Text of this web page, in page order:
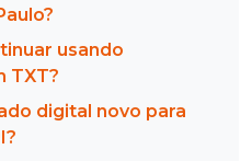
usando
TXT?
digital novo para